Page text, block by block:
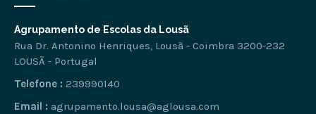
Agrupamento de Escolas da Lousã
Rua Dr. Antonino Henriques, Lousã - Coimbra 3200-232
LOUSÃ - Portugal
Telefone : 239990140
Email : agrupamento.lousa@aglousa.com